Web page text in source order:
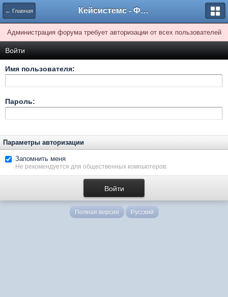
← Главная Кейсистемс - Форумы
Администрация форума требует авторизации от всех пользователей
Войти
Имя пользователя:
Пароль:
Параметры авторизации
Запомнить меня
Не рекомендуется для общественных компьютеров.
Полная версия Русский